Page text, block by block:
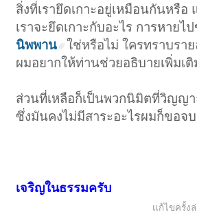
สิ่งที่เรายึดเกาะอยู่เหมือนกันหรือ
เราจะยึดเกาะกับอะไร การหายไ
นิพพาน
ใช่หรือไม่ ใครทราบรา
ผมอยากให้ท่านช่วยอธิบายเพิ่มเ
ส่วนที่เหลือก็เป็นพวกนิมิตที่วิญ
ซึ่งมันคงไม่มีสาระอะไรผมก็ขอจ
เจริญในธรรมครับ
แก้ไขครั้ง